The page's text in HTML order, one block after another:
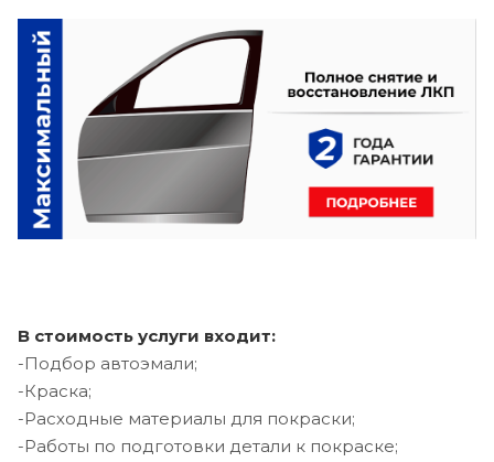
В стоимость услуги входит:
-Подбор автоэмали;
-Краска;
-Расходные материалы для покраски;
-Работы по подготовки детали к покраске;